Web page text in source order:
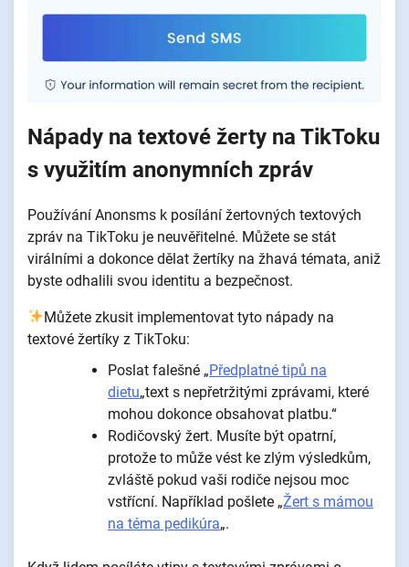
Nápady na textové žerty na TikToku
s využitím anonymních zpráv
Používání Anonsms k posílání žertovných textových
zpráv na TikToku je neuvěřitelné. Můžete se stát
virálními a dokonce dělat žertíky na žhavá témata, aniž
byste odhalili svou identitu a bezpečnost.
Můžete zkusit implementovat tyto nápady na
textové žertíky z TikToku:
Poslat falešné „Předplatné tipů na
dietu„text s nepřetržitými zprávami, které
mohou dokonce obsahovat platbu.“
Rodičovský žert. Musíte být opatrní,
protože to může vést ke zlým výsledkům,
zvláště pokud vaši rodiče nejsou moc
vstřícní. Například pošlete „Žert s mámou
na téma pedikúra„.